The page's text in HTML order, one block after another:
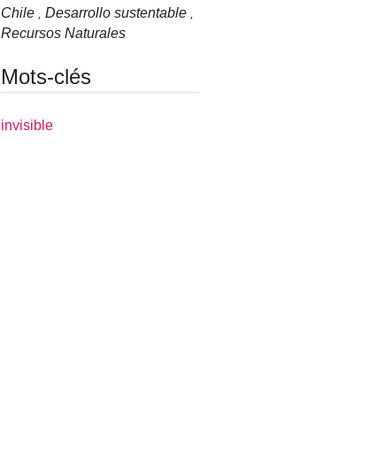
Chile ,Desarrollo sustentable
Recursos Naturales
Mots-clés
invisible